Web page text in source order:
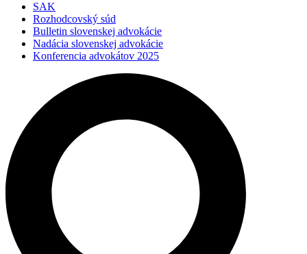
SAK
Rozhodcovský súd
Bulletin slovenskej advokácie
Nadácia slovenskej advokácie
Konferencia advokátov 2025